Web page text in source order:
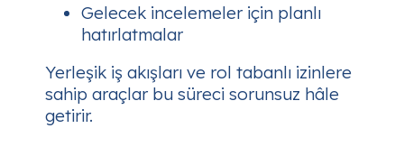
Gelecek incelemeler için planlı
hatırlatmalar
Yerleşik iş akışları ve rol tabanlı izinlere
sahip araçlar bu süreci sorunsuz hâle
getirir.